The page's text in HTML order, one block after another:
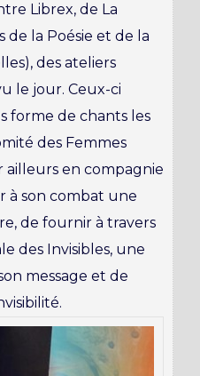
Librex, de La
de la Poésie et de la
des ateliers
le jour. Ceux-ci
forme de chants les
des Femmes
ailleurs en compagnie
à son combat une
de fournir à travers
des Invisibles, une
message et de